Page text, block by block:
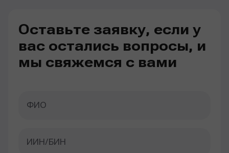
Оставьте заявку, если у
вас остались вопросы, и
мы свяжемся с вами
ФИО
ИИН/БИН